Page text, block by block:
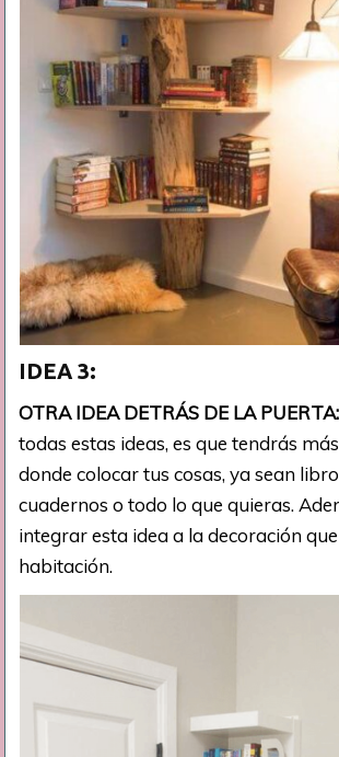
IDEA 3:
OTRA IDEA DETRÁS DE LA PUERTA:
todas estas ideas, es que tendrás
donde colocar tus cosas, ya sean
cuadernos o todo lo que quieras.
integrar esta idea a la decoración
habitación.